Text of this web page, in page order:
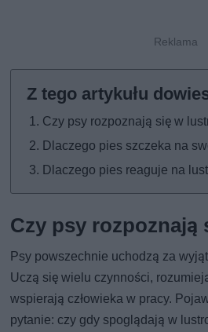
Czy psy rozpoznają się w
Dlaczego pies szczeka na
Dlaczego pies reaguje na
Czy psy rozpoznają
Psy powszechnie uchodzą za
Uczą się wielu czynności,
wspierają człowieka w pracy.
pytanie: czy gdy spoglądają w